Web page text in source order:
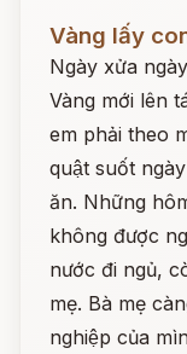
Vàng lấy
Ngày xửa
Vàng mới lên
em phải theo
quật suốt
ăn. Những
không được
nước đi ngủ,
mẹ. Bà mẹ
nghiệp của